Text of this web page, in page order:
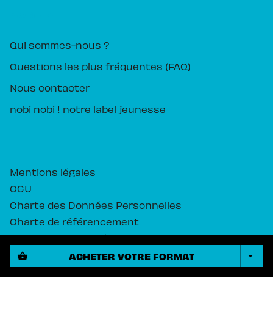
shopping_basket ACHETER VOTRE FORMAT arrow_drop_down
Qui sommes-nous ?
Questions les plus fréquentes (FAQ)
Nous contacter
nobi nobi ! notre label jeunesse
Mentions légales
CGU
Charte des Données Personnelles
Charte de référencement
Paramétrez vos préférences cookies